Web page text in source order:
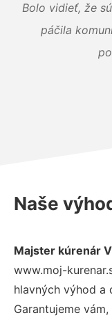
Bolo vidieť, že
páčila
Naše
Majster kúrenár
www.moj-
hlavných výhod a
Garantujeme